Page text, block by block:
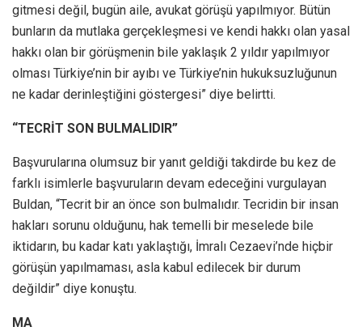
gitmesi değil, bugün aile, avukat görüşü yapılmıyor. Bütün
bunların da mutlaka gerçekleşmesi ve kendi hakkı olan yasal
hakkı olan bir görüşmenin bile yaklaşık 2 yıldır yapılmıyor
olması Türkiye’nin bir ayıbı ve Türkiye’nin hukuksuzluğunun
ne kadar derinleştiğini göstergesi” diye belirtti.
“TECRİT SON BULMALIDIR”
Başvurularına olumsuz bir yanıt geldiği takdirde bu kez de
farklı isimlerle başvuruların devam edeceğini vurgulayan
Buldan, “Tecrit bir an önce son bulmalıdır. Tecridin bir insan
hakları sorunu olduğunu, hak temelli bir meselede bile
iktidarın, bu kadar katı yaklaştığı, İmralı Cezaevi’nde hiçbir
görüşün yapılmaması, asla kabul edilecek bir durum
değildir” diye konuştu.
MA